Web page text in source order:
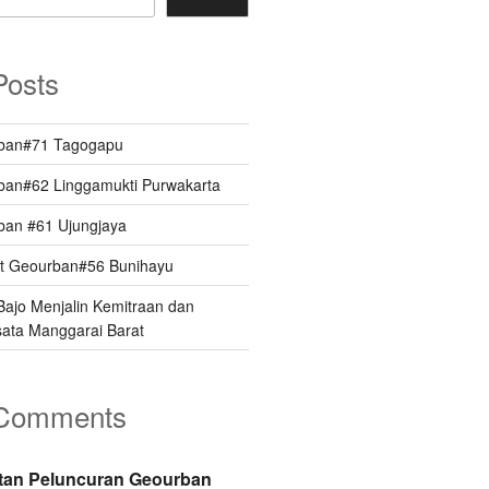
Tagogapu
Linggamukti Purwakarta
#61 Ujungjaya
Geourban#56 Bunihayu
Menjalin Kemitraan dan
Manggarai Barat
Peluncuran Geourban